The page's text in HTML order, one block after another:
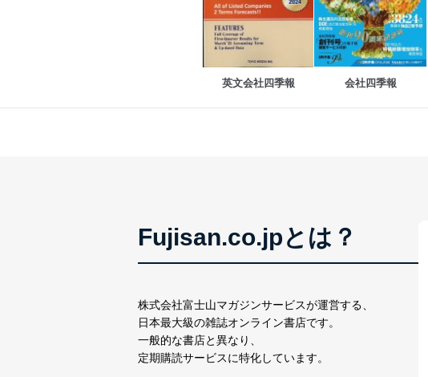
当社は、内部監査及びマネジメントレビ
の状態を維持します。
苦情及び相談受付け窓口
貴殿の個人情報及び当社の個人情報保護
制定：2005年4月1日
個人情報の取扱いについて
１．個人情報保護管理者
当社は以下の個人情報保護管理者を設置
英文会社四季報 会社四季報
Fujisan.co.jpとは？
株式会社富士山マガジンサービスが運営する、
日本最大級の雑誌オンライン書店です。
一般的な書店と異なり、
定期購読サービスに特化しています。